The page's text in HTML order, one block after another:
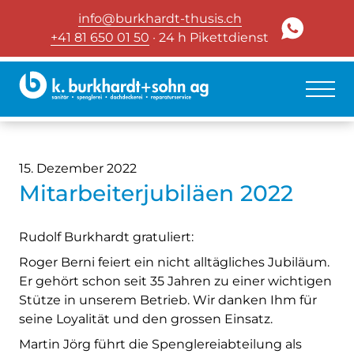
info@burkhardt-thusis.ch
+41 81 650 01 50 · 24 h Pikettdienst
15. Dezember 2022
Mitarbeiterjubiläen 2022
Rudolf Burkhardt gratuliert:
Roger Berni feiert ein nicht alltägliches Jubiläum.
Er gehört schon seit 35 Jahren zu einer wichtigen
Stütze in unserem Betrieb. Wir danken Ihm für
seine Loyalität und den grossen Einsatz.
Martin Jörg führt die Spenglereiabteilung als